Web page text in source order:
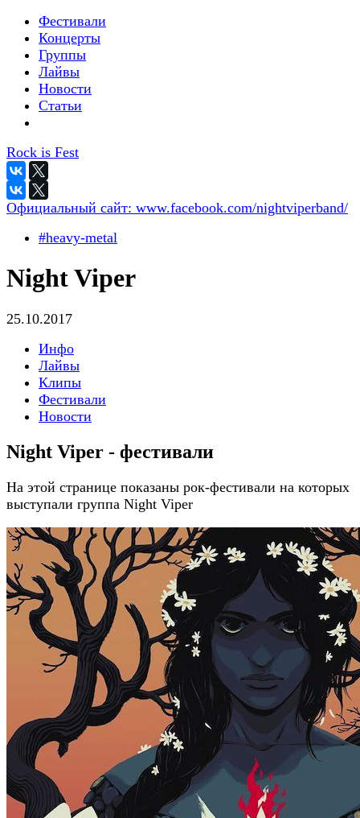
Фестивали
Концерты
Группы
Лайвы
Новости
Статьи
Rock is Fest
Официальный сайт: www.facebook.com/nightviperband/
#heavy-metal
Night Viper
25.10.2017
Инфо
Лайвы
Клипы
Фестивали
Новости
Night Viper - фестивали
На этой странице показаны рок-фестивали на которых
выступали группа Night Viper